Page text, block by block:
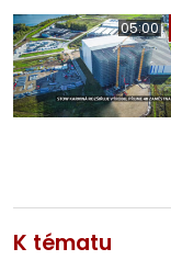
05:00
K tématu